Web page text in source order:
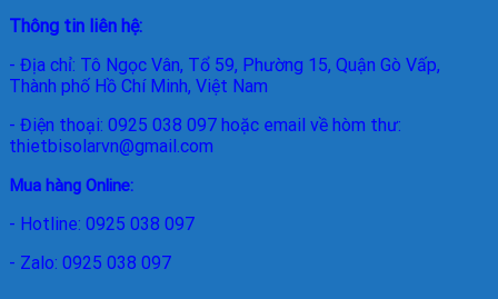
Thông tin liên hệ:
- Địa chỉ: Tô Ngọc Vân, Tổ 59, Phường 15, Quận Gò Vấp,
Thành phố Hồ Chí Minh, Việt Nam
- Điện thoại: 0925 038 097 hoặc email về hòm thư:
thietbisolarvn@gmail.com
Mua hàng Online:
- Hotline: 0925 038 097
- Zalo: 0925 038 097